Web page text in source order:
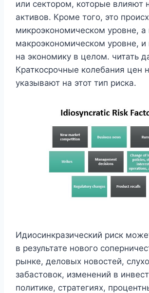
или сектором, которые влияют
активов. Кроме того, это
микроэкономическом уровне, а
макроэкономическом уровне,
на экономику в целом. читать
Краткосрочные колебания цен
указывают на этот тип риска.
Идиосинкразический риск
в результате нового
рынке, деловых новостей,
забастовок, изменений в
политике, стратегиях,